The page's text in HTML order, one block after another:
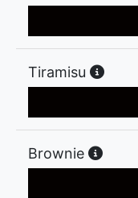
Tiramisu
Brownie